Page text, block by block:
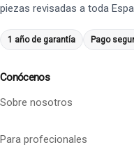
piezas revisadas a toda
1 año de garantía Pago
Conócenos
Sobre nosotros
Para profecionales